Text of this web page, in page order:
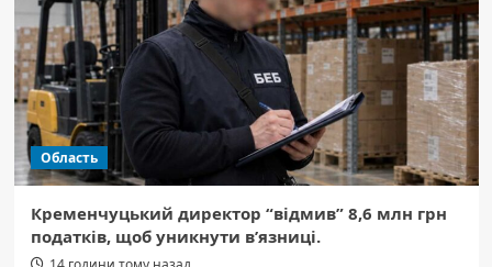
Область
Кременчуцький директор “відмив” 8,6 млн грн
податків, щоб уникнути в’язниці.